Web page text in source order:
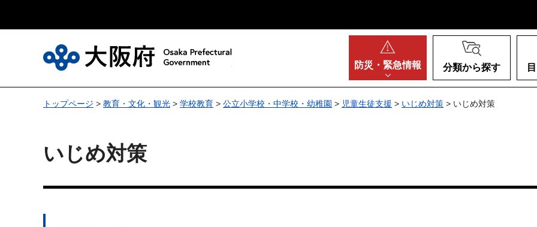
防災・ 緊急情報 分類から探す
トップページ > 教育・文化・観光 > 学校教育 > 公立小学校・中学校・幼稚園 > 児童生徒支援 > いじめ対策 > いじめ対策
いじめ対策